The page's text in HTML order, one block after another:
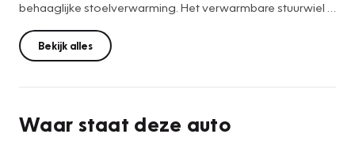
behaaglijke stoelverwarming. Het verwarmbare stuurwiel is
een teken van ultieme luxe. Deze voorziening is een
topklasse auto waardig. Verder is de Opel uitgerust met: 16
inch lichtmetalen velgen, dakspoiler, donker getint glas
bedienbare ramen voor.
Bekijk alles
Waar staat deze auto